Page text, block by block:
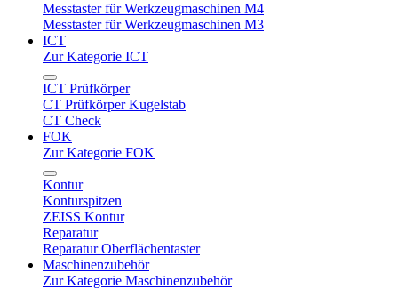
Messtaster für Werkzeugmaschinen M4
Messtaster für Werkzeugmaschinen M3
ICT
Zur Kategorie ICT
ICT Prüfkörper
CT Prüfkörper Kugelstab
CT Check
FOK
Zur Kategorie FOK
Kontur
Konturspitzen
ZEISS Kontur
Reparatur
Reparatur Oberflächentaster
Maschinenzubehör
Zur Kategorie Maschinenzubehör